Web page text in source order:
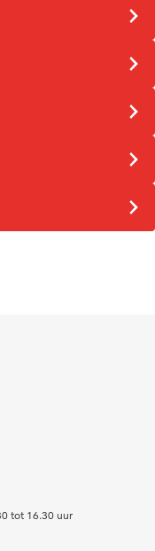
tot 16.30 uur